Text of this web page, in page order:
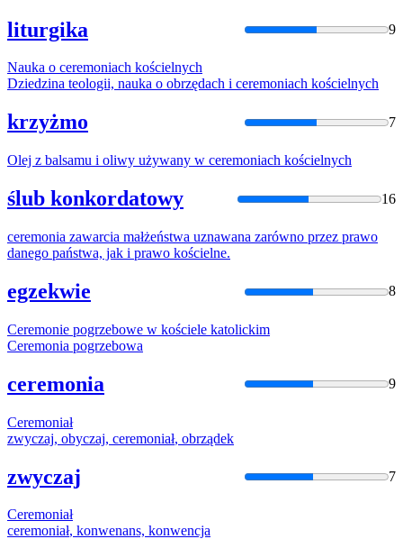
liturgika 9
Nauka o ceremoniach kościelnych
Dziedzina teologii, nauka o obrzędach i ceremoniach kościelnych
krzyżmo 7
Olej z balsamu i oliwy używany w ceremoniach kościelnych
ślub konkordatowy 16
ceremonia zawarcia małżeństwa uznawana zarówno przez prawo
danego państwa, jak i prawo kościelne.
egzekwie 8
Ceremonie pogrzebowe w kościele katolickim
Ceremonia pogrzebowa
ceremonia 9
Ceremoniał
zwyczaj, obyczaj, ceremoniał, obrządek
zwyczaj 7
Ceremoniał
ceremoniał, konwenans, konwencja